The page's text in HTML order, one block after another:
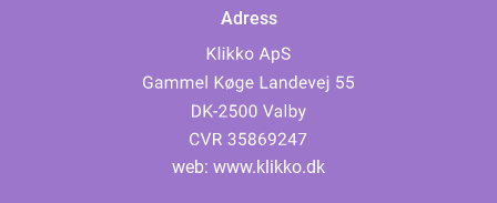
Adress
web: www.klikko.dk